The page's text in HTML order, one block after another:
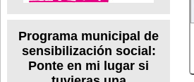
Programa municipal de
sensibilización social:
Ponte en mi lugar si